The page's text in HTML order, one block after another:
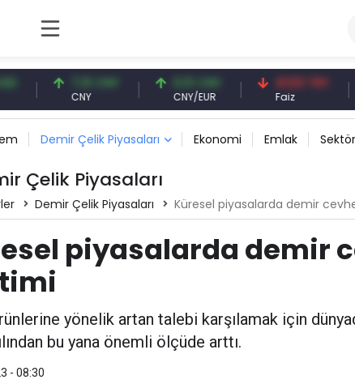
7,10 CNY 0,13 CNY
CNY/EUR
41,53 TRY
Faiz
83,27
Demir Çelik Piyasaları Ekonomi Emlak
Çelik Piyasaları
Demir Çelik Piyasaları Küresel piyasalarda demir
piyasalarda demir
yönelik artan talebi karşılamak için
bu yana önemli ölçüde arttı.
- 08:30